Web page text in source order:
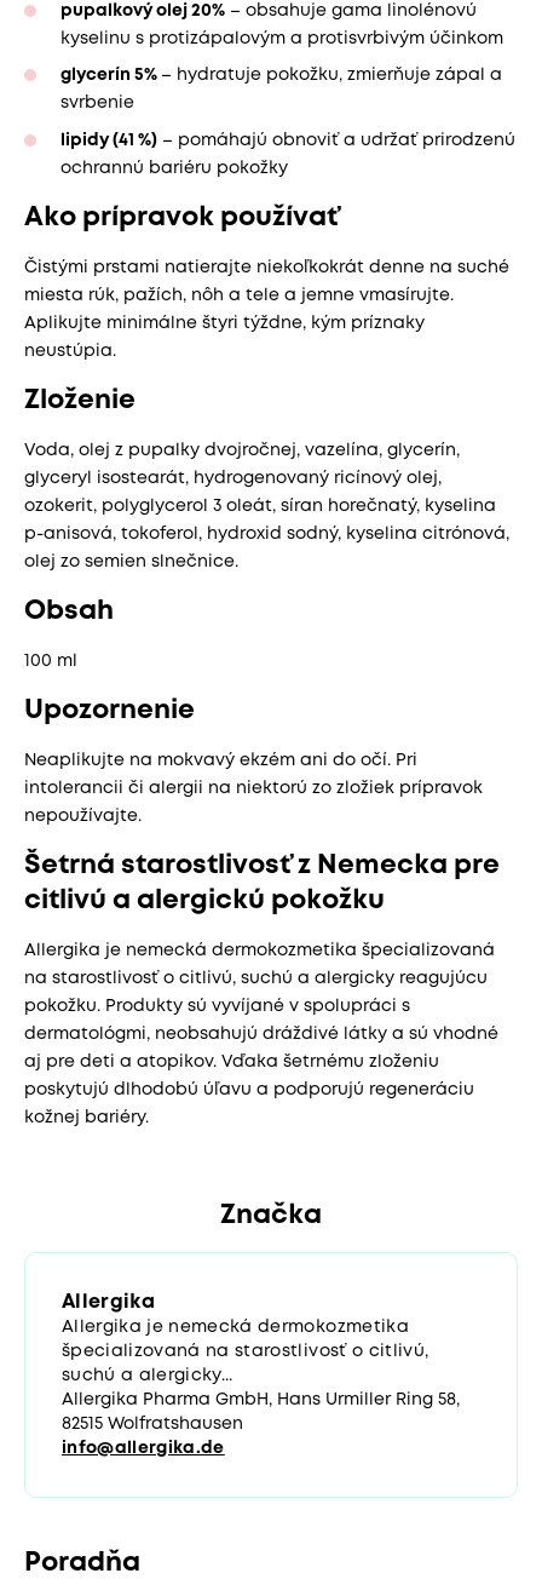
pupalkový olej 20% – obsahuje gama linolénovú
kyselinu s protizápalovým a protisvrbivým účinkom
glycerín 5% – hydratuje pokožku, zmierňuje zápal a
svrbenie
lipidy (41 %) – pomáhajú obnoviť a udržať prirodzenú
ochrannú bariéru pokožky
Ako prípravok používať
Čistými prstami natierajte niekoľkokrát denne na suché
miesta rúk, pažích, nôh a tele a jemne vmasírujte.
Aplikujte minimálne štyri týždne, kým príznaky
neustúpia.
Zloženie
Voda, olej z pupalky dvojročnej, vazelína, glycerín,
glyceryl isostearát, hydrogenovaný ricínový olej,
ozokerit, polyglycerol 3 oleát, síran horečnatý, kyselina
p-anisová, tokoferol, hydroxid sodný, kyselina citrónová,
olej zo semien slnečnice.
Obsah
100 ml
Upozornenie
Neaplikujte na mokvavý ekzém ani do očí. Pri
intolerancii či alergii na niektorú zo zložiek prípravok
nepoužívajte.
Šetrná starostlivosť z Nemecka pre
citlivú a alergickú pokožku
Allergika je nemecká dermokozmetika špecializovaná
na starostlivosť o citlivú, suchú a alergicky reagujúcu
pokožku. Produkty sú vyvíjané v spolupráci s
dermatológmi, neobsahujú dráždivé látky a sú vhodné
aj pre deti a atopikov. Vďaka šetrnému zloženiu
poskytujú dlhodobú úľavu a podporujú regeneráciu
kožnej bariéry.
Značka
Allergika
Allergika je nemecká dermokozmetika
špecializovaná na starostlivosť o citlivú,
suchú a alergicky...
Allergika Pharma GmbH, Hans Urmiller Ring 58,
82515 Wolfratshausen
info@allergika.de
Poradňa